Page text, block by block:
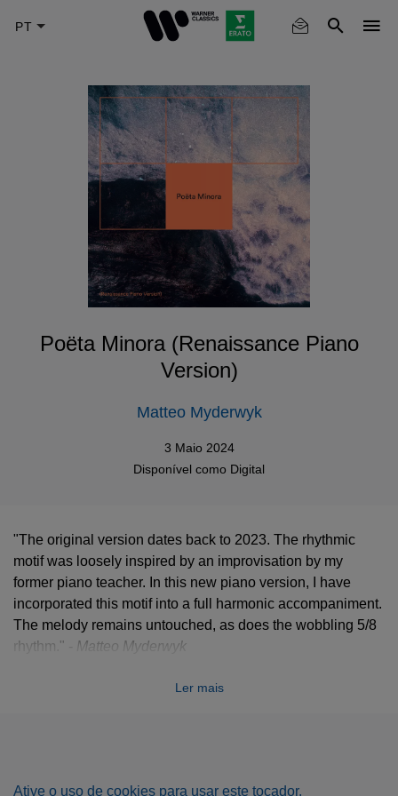
Poëta Minora (Renaissance Piano
Version)
Matteo Myderwyk
3 Maio 2024
Disponível como Digital
"The original version dates back to 2023. The rhythmic
motif was loosely inspired by an improvisation by my
former piano teacher. In this new piano version, I have
incorporated this motif into a full harmonic accompaniment.
The melody remains untouched, as does the wobbling 5/8
rhythm." -
Matteo Myderwyk
Ler mais
Ative o uso de cookies para usar este tocador.